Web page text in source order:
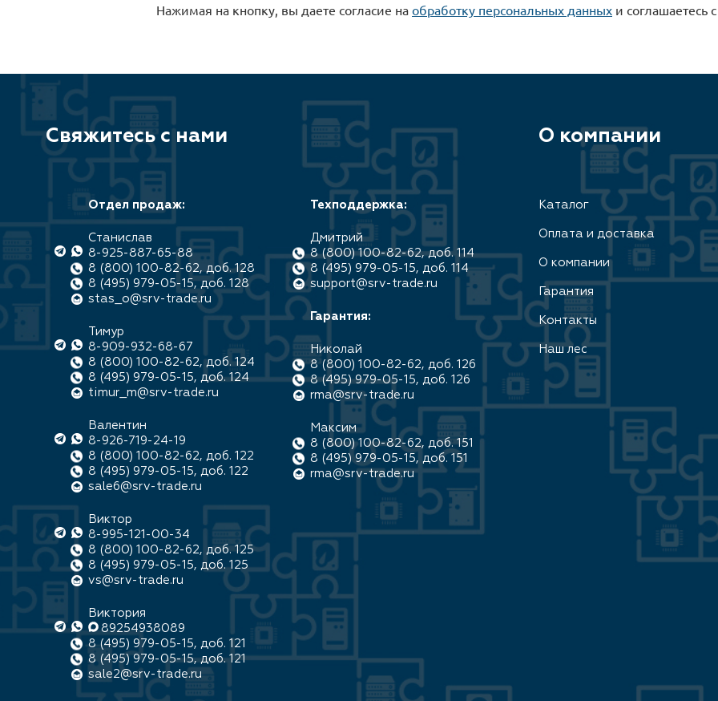
Нажимая на кнопку, вы даете согласие на обработку персональных данных и соглашаетесь c
Свяжитесь с нами
Отдел продаж:
Станислав
8-925-887-65-88
8 (800) 100-82-62, доб. 128
8 (495) 979-05-15, доб. 128
stas_o@srv-trade.ru
Тимур
8-909-932-68-67
8 (800) 100-82-62, доб. 124
8 (495) 979-05-15, доб. 124
timur_m@srv-trade.ru
Валентин
8-926-719-24-19
8 (800) 100-82-62, доб. 122
8 (495) 979-05-15, доб. 122
sale6@srv-trade.ru
Виктор
8-995-121-00-34
8 (800) 100-82-62, доб. 125
8 (495) 979-05-15, доб. 125
vs@srv-trade.ru
Виктория
89254938089
8 (495) 979-05-15, доб. 121
8 (495) 979-05-15, доб. 121
sale2@srv-trade.ru
Техподдержка:
Дмитрий
8 (800) 100-82-62, доб. 114
8 (495) 979-05-15, доб. 114
support@srv-trade.ru
Гарантия:
Николай
8 (800) 100-82-62, доб. 126
8 (495) 979-05-15, доб. 126
rma@srv-trade.ru
Максим
8 (800) 100-82-62, доб. 151
8 (495) 979-05-15, доб. 151
rma@srv-trade.ru
О компании
Каталог
Оплата и доставка
О компании
Гарантия
Контакты
Наш лес